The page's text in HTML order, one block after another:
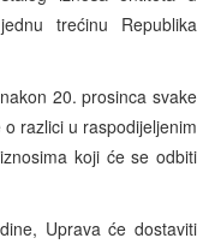
trećinu Republika
20. prosinca svake
razlici u raspodijeljenim
koji će se odbiti
Uprava će dostaviti